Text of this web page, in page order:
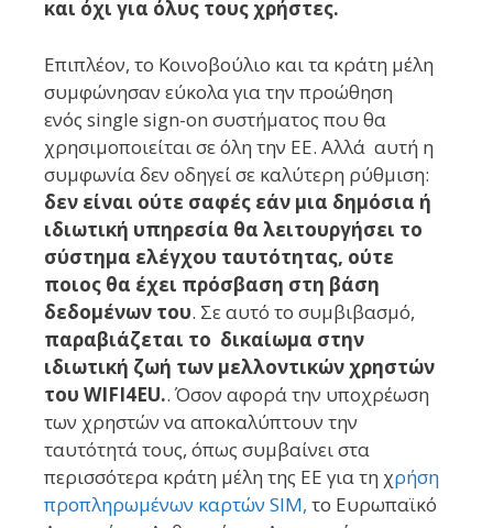
και όχι για όλυς τους χρήστες.
Επιπλέον, το Κοινοβούλιο και τα κράτη μέλη
συμφώνησαν εύκολα για την προώθηση
ενός single sign-on συστήματος που θα
χρησιμοποιείται σε όλη την ΕΕ. Αλλά αυτή η
συμφωνία δεν οδηγεί σε καλύτερη ρύθμιση:
δεν είναι ούτε σαφές εάν μια δημόσια ή
ιδιωτική υπηρεσία θα λειτουργήσει το
σύστημα ελέγχου ταυτότητας, ούτε
ποιος θα έχει πρόσβαση στη βάση
δεδομένων του. Σε αυτό το συμβιβασμό,
παραβιάζεται το δικαίωμα στην
ιδιωτική ζωή των μελλοντικών χρηστών
του WIFI4EU.. Όσον αφορά την υποχρέωση
των χρηστών να αποκαλύπτουν την
ταυτότητά τους, όπως συμβαίνει στα
περισσότερα κράτη μέλη της ΕΕ για τη χρήση
προπληρωμένων καρτών SIM, το Ευρωπαϊκό